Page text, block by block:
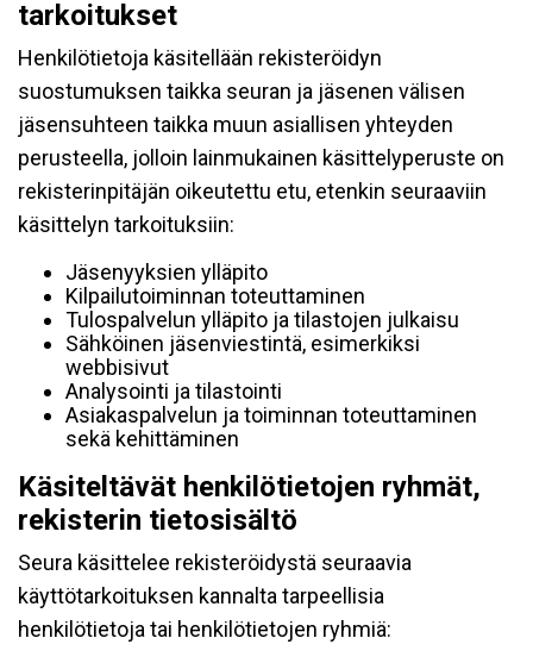
tarkoitukset
Henkilötietoja käsitellään rekisteröidyn
suostumuksen taikka seuran ja jäsenen välisen
jäsensuhteen taikka muun asiallisen yhteyden
perusteella, jolloin lainmukainen käsittelyperuste on
rekisterinpitäjän oikeutettu etu, etenkin seuraaviin
käsittelyn tarkoituksiin:
Jäsenyyksien ylläpito
Kilpailutoiminnan toteuttaminen
Tulospalvelun ylläpito ja tilastojen julkaisu
Sähköinen jäsenviestintä, esimerkiksi
webbisivut
Analysointi ja tilastointi
Asiakaspalvelun ja toiminnan toteuttaminen
sekä kehittäminen
Käsiteltävät henkilötietojen ryhmät,
rekisterin tietosisältö
Seura käsittelee rekisteröidystä seuraavia
käyttötarkoituksen kannalta tarpeellisia
henkilötietoja tai henkilötietojen ryhmiä: